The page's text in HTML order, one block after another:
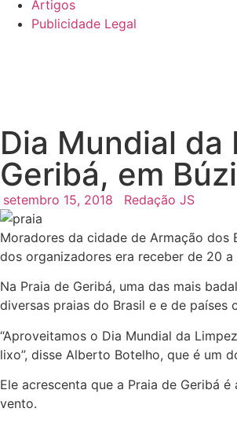
Artigos
Publicidade Legal
Dia Mundial
Geribá, em
setembro 15, 2018 Redação JS
Moradores da cidade de Armação dos
dos organizadores era receber de 20
Na Praia de Geribá, uma das mais
diversas praias do Brasil e e de países
“Aproveitamos o Dia Mundial da
lixo”, disse Alberto Botelho, que é um
Ele acrescenta que a Praia de Geribá
vento.